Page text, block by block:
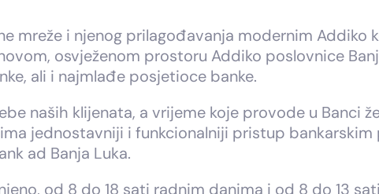
mreže i njenog prilagođavanja modernim Addiko
osvježenom prostoru Addiko poslovnice
ali i najmlađe posjetioce banke.
naših klijenata, a vrijeme koje provode u Banci
jednostavniji i funkcionalniji pristup bankarskim
ad Banja Luka.
od 8 do 18 sati radnim danima i od 8 do 13